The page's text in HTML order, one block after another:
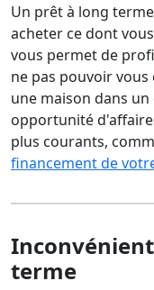
Un prêt à long
acheter ce dont
vous permet de
ne pas pouvoir
une maison dans
opportunité
plus courants,
financement de
terme